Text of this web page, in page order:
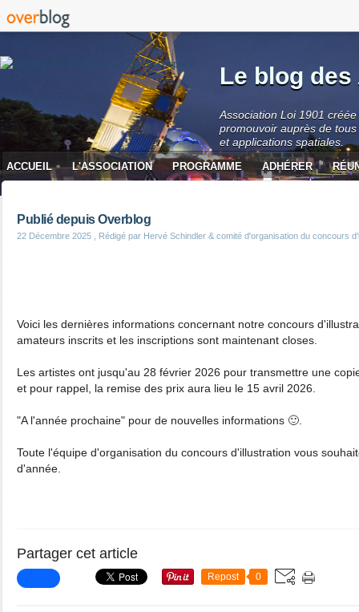
Le blog
Association Loi 1901
promouvoir auprès de
et applications spatiales.
ACCUEIL L'ASSOCIATION PROGRAMME ADHÉRER
Publié depuis Overblog
22 Décembre 2025 , Rédigé par Hervé Schindler & comité d'organisation du concours
Voici les dernières informations concernant notre concours
amateurs inscrits et les inscriptions sont maintenant closes.
Les artistes ont jusqu'au 28 février 2026 pour transmettre une
et pour rappel, la remise des prix aura lieu le 15 avril 2026.
"A l'année prochaine" pour de nouvelles informations 🙂.
Toute l'équipe d'organisation du concours d'illustration vous
d'année.
Partager cet article
Repost 0